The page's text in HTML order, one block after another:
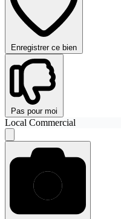
Enregistrer ce bien
Pas pour moi
Local Commercial